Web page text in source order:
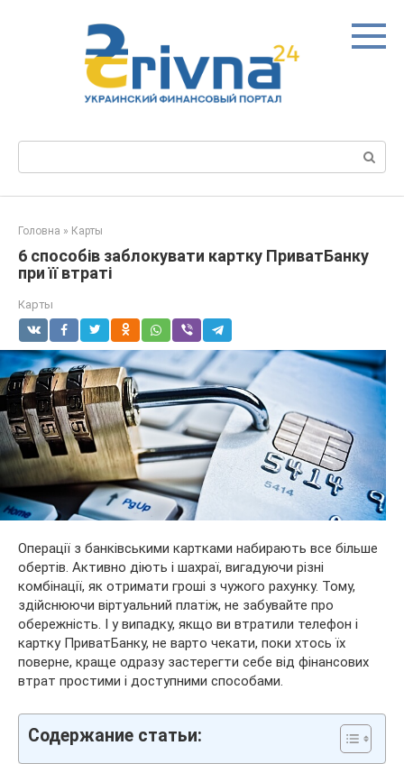
Пошук:
Головна » Карты
6 способів заблокувати картку ПриватБанку
при її втраті
Карты
Операції з банківськими картками набирають все більше
обертів. Активно діють і шахраї, вигадуючи різні
комбінації, як отримати гроші з чужого рахунку. Тому,
здійснюючи віртуальний платіж, не забувайте про
обережність. І у випадку, якщо ви втратили телефон і
картку ПриватБанку, не варто чекати, поки хтось їх
поверне, краще одразу застерегти себе від фінансових
втрат простими і доступними способами.
Содержание статьи: